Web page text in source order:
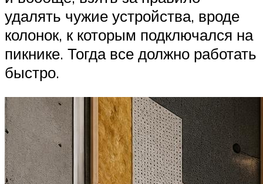
удалять чужие устройства, вроде
колонок, к которым подключался на
пикнике. Тогда все должно работать
быстро.